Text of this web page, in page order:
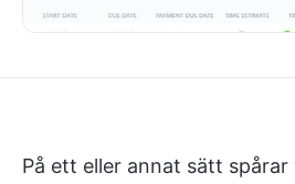
På ett eller annat sätt